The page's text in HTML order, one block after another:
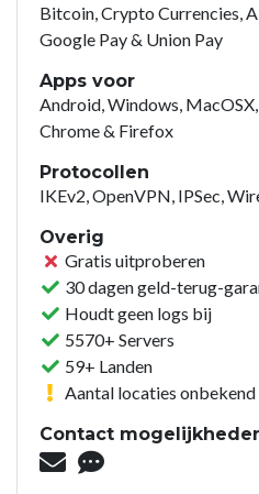
Bitcoin, Crypto Currencies,
Google Pay & Union Pay
Apps voor
Android, Windows,
Chrome & Firefox
Protocollen
IKEv2, OpenVPN, IPSec,
Overig
Gratis uitproberen
30 dagen geld-terug-
Houdt geen logs bij
5570+ Servers
59+ Landen
Aantal locaties onbekend
Contact